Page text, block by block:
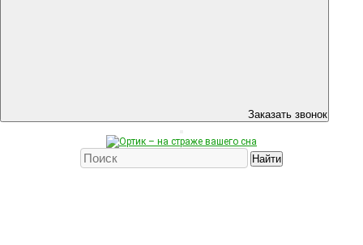
Заказать звонок
Найти